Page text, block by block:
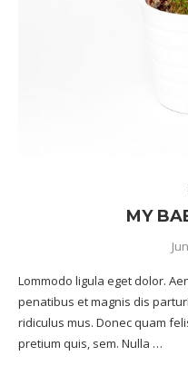
MY
Lommodo ligula eget dolor.
penatibus et magnis dis
ridiculus mus. Donec quam
pretium quis, sem. Nulla …